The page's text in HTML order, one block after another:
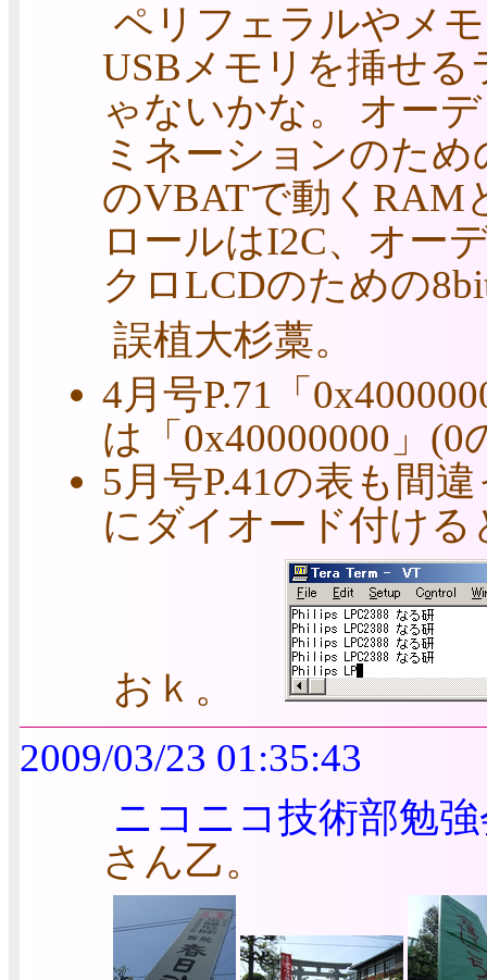
ペリフェラルやメ
USBメモリを挿せ
ゃないかな。 オー
ミネーションのた
のVBATで動くRAM
ロールはI2C、オー
クロLCDのための
誤植大杉藁。
4月号P.71「
は「0x40000000」(0
5月号P.41の表も間
にダイオード付け
おｋ。
2009/03/23 01:35:43
ニコニコ技術部勉
さん乙。